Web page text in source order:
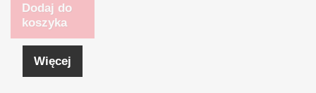
Dodaj do
koszyka
Więcej